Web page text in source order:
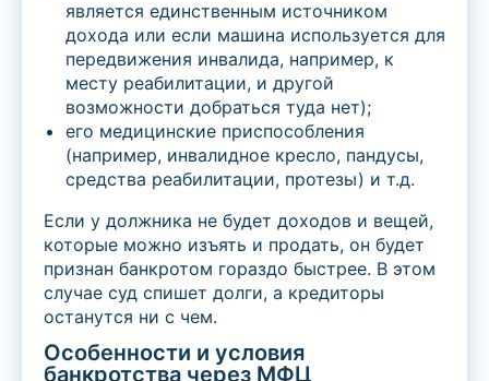
является единственным источником
дохода или если машина используется для
передвижения инвалида, например, к
месту реабилитации, и другой
возможности добраться туда нет);
его медицинские приспособления
(например, инвалидное кресло, пандусы,
средства реабилитации, протезы) и т.д.
Если у должника не будет доходов и вещей,
которые можно изъять и продать, он будет
признан банкротом гораздо быстрее. В этом
случае суд спишет долги, а кредиторы
останутся ни с чем.
Особенности и условия
банкротства через МФЦ